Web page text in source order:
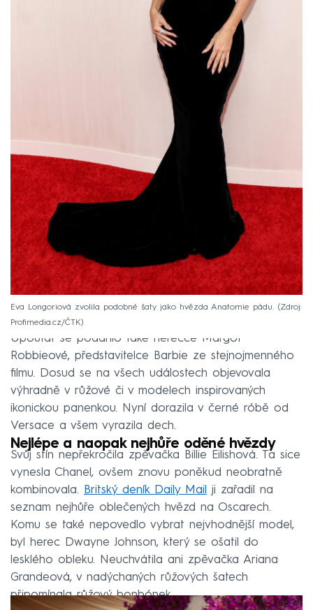
Eva Longoriová zvolila podobné šaty jako hvězda Anatomie pádu.
Zdroj:
Profimedia.cz/ČTK
Upoutat se podařilo také herečce Margot
Robbieové, představitelce Barbie ze stejnojmenného
filmu. Dosud se na všech událostech objevovala
výhradně v růžové či v modelech inspirovaných
ikonickou panenkou. Nyní dorazila v černé róbě od
Versace a všem vyrazila dech.
Nejlépe a naopak nejhůře oděné hvězdy
Svůj stín nepřekročila zpěvačka Billie Eilishová. Ta sice
vynesla Chanel, ovšem znovu poněkud neobratně
kombinovala. Britský deník Daily Mail ji zařadil na
seznam nejhůře oblečených hvězd na Oscarech.
Komu se také nepovedlo vybrat nejvhodnější model,
byl herec Dwayne Johnson, který se ošatil do
lesklého obleku. Neuchvátila ani zpěvačka Ariana
Grandeová, v nadýchaných růžových šatech
připomínala růžový bonbónek.